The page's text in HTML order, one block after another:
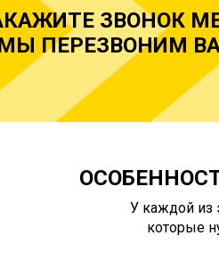
ЗВОНОК
ПЕРЕЗВОНИМ
У каждой из
которые